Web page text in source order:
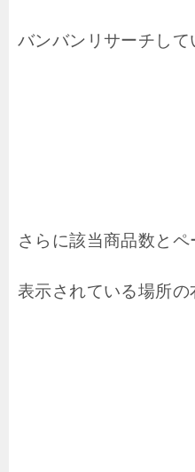
バンバンリサーチして
さらに該当商品数とペ
表示されている場所の